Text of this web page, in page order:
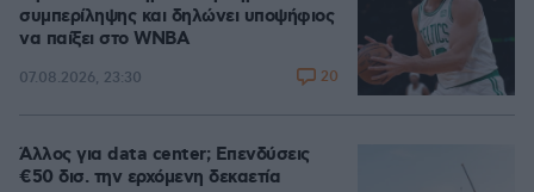
συμπερίληψης και δηλώνει υποψήφιος
να παίξει στο WNBA
07.08.2026, 23:30 20
Άλλος για data center; Επενδύσεις
€50 δισ. την ερχόμενη δεκαετία